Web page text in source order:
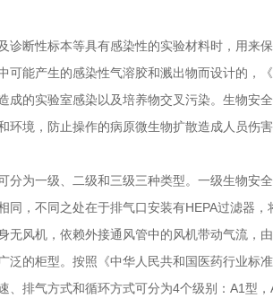
诊断性标本等具有感染性的实验材料时，用来
可能产生的感染性气溶胶和溅出物而设计的，
成的实验室感染以及培养物交叉污染。生物安
境，防止操作的病原微生物扩散造成人员伤害
分为一级、二级和三级三种类型。一级生物安
，不同之处在于排气口安装有HEPA过滤器，
无风机，依赖外接通风管中的风机带动气流，
泛的柜型。按照《中华人民共和国医药行业标
、排气方式和循环方式可分为4个级别：A1型